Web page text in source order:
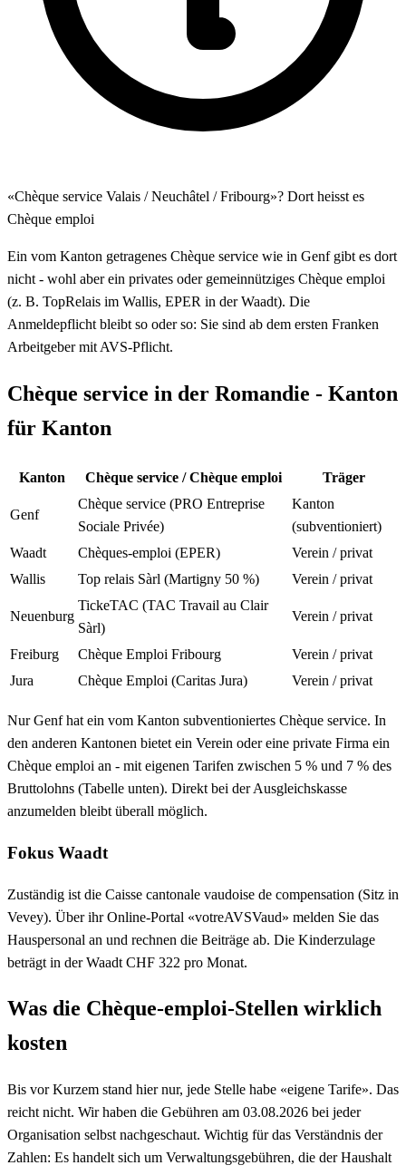
«Chèque service Valais / Neuchâtel / Fribourg»? Dort heisst es
Chèque emploi
Ein vom Kanton getragenes Chèque service wie in Genf gibt es dort
nicht - wohl aber ein privates oder gemeinnütziges Chèque emploi
(z. B. TopRelais im Wallis, EPER in der Waadt). Die
Anmeldepflicht bleibt so oder so: Sie sind ab dem ersten Franken
Arbeitgeber mit AVS-Pflicht.
Chèque service in der Romandie - Kanton
für Kanton
Kanton Chèque service / Chèque emploi Träger
Genf
Chèque service (PRO Entreprise
Sociale Privée)
Kanton
(subventioniert)
Waadt
Chèques-emploi (EPER)
Verein / privat
Wallis
Top relais Sàrl (Martigny 50 %) Verein / privat
Neuenburg
TickeTAC (TAC Travail au Clair
Sàrl)
Verein / privat
Freiburg Chèque Emploi Fribourg
Verein / privat
Jura
Chèque Emploi (Caritas Jura) Verein / privat
Nur Genf hat ein vom Kanton subventioniertes Chèque service. In
den anderen Kantonen bietet ein Verein oder eine private Firma ein
Chèque emploi an - mit eigenen Tarifen zwischen 5 % und 7 % des
Bruttolohns (Tabelle unten). Direkt bei der Ausgleichskasse
anzumelden bleibt überall möglich.
Fokus Waadt
Zuständig ist die Caisse cantonale vaudoise de compensation (Sitz in
Vevey). Über ihr Online-Portal «votreAVSVaud» melden Sie das
Hauspersonal an und rechnen die Beiträge ab. Die Kinderzulage
beträgt in der Waadt CHF 322 pro Monat.
Was die Chèque-emploi-Stellen wirklich
kosten
Bis vor Kurzem stand hier nur, jede Stelle habe «eigene Tarife». Das
reicht nicht. Wir haben die Gebühren am 03.08.2026 bei jeder
Organisation selbst nachgeschaut. Wichtig für das Verständnis der
Zahlen: Es handelt sich um Verwaltungsgebühren, die der Haushalt